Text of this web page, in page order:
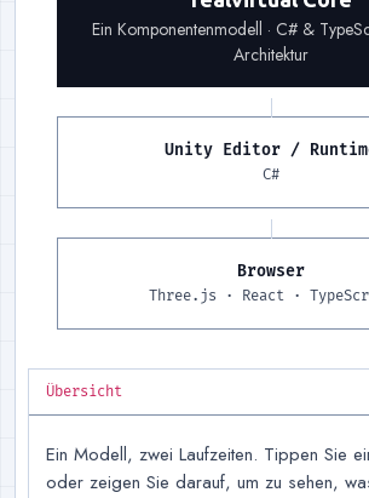
Ein Komponentenmodell · C# &
Architektur
Unity Editor /
C#Laufzeit
Browser
Three.js · React ·Laufzeit
Übersicht
Ein Modell, zwei Laufzeiten. Tippen Sie
oder zeigen Sie darauf, um zu sehen,